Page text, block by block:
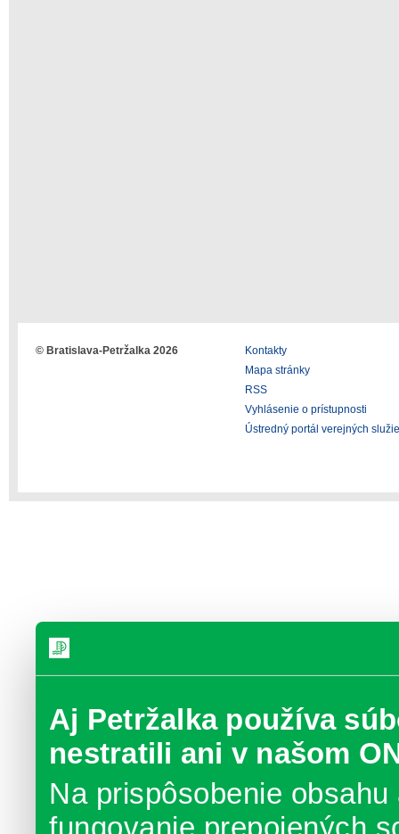
Aj Petržalka používa
nestratili ani v našom
Na prispôsobenie
© Bratislava-Petržalka 2026
Kontakty
Mapa stránky
RSS
Vyhlásenie o prístupnosti
Ústredný portál verejných